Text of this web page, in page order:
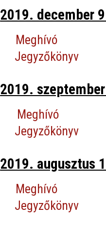
2019. december
Meghívó
Jegyzőkönyv
2019.
Meghívó
Jegyzőkönyv
2019. augusztus
Meghívó
Jegyzőkönyv